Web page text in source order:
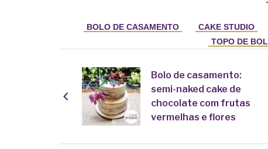
BOLO DE CASAMENTO CAKE STUDIO
TOPO DE
Bolo de casamento:
semi-naked cake de
chocolate com frutas
vermelhas e flores